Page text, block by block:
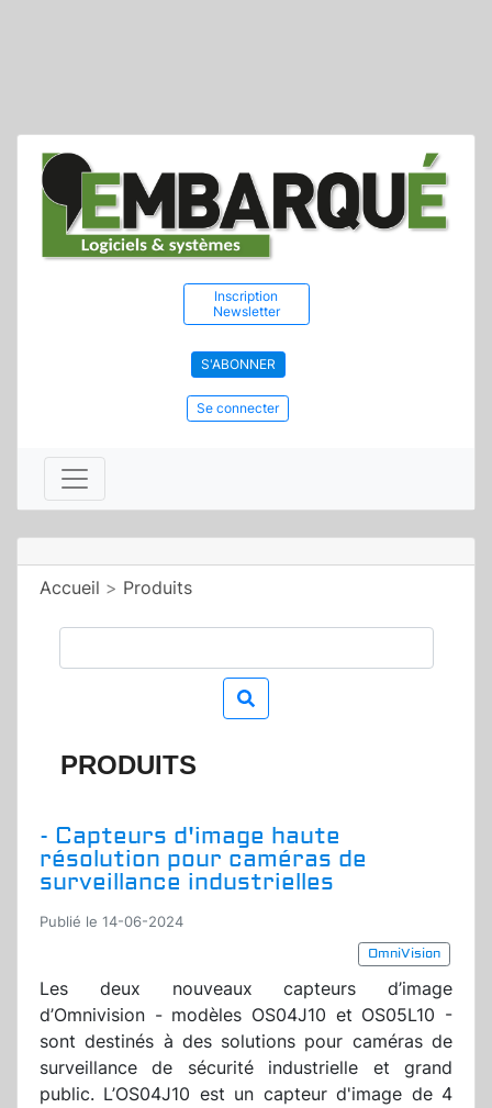
Inscription
Newsletter
S'ABONNER
Se connecter
Accueil > Produits
PRODUITS
- Capteurs d'image haute
résolution pour caméras de
surveillance industrielles
Publié le 14-06-2024
OmniVision
Les deux nouveaux capteurs d’image
d’Omnivision - modèles OS04J10 et OS05L10 -
sont destinés à des solutions pour caméras de
surveillance de sécurité industrielle et grand
public. L’OS04J10 est un capteur d'image de 4